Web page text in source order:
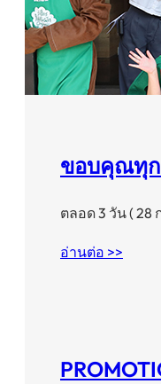
ขอบคุณทุก
ตลอด 3 วัน (
อ่านต่อ >>